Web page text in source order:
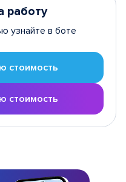
работу
узнайте в боте
стоимость
стоимость